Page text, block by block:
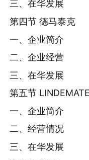
三、在华发展
第四节 德马泰克
一、企业简介
二、企业经营
三、在华发展
第五节
一、企业简介
二、经营情况
三、在华发展